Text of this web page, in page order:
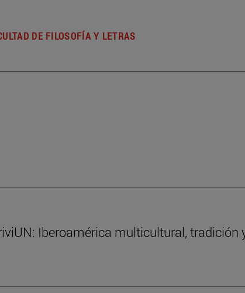
DE FILOSOFÍA Y LETRAS
Iberoamérica multicultural, tradición